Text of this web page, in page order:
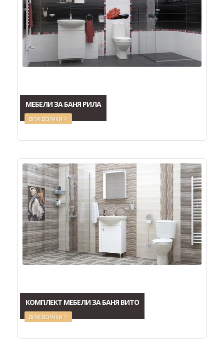
МЕБЕЛИ ЗА БАНЯ РИЛА
виж всички >
КОМПЛЕКТ МЕБЕЛИ ЗА БАНЯ ВИТО
виж всички >